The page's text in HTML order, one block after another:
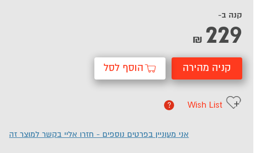
קנה ב-
229
₪
קניה מהירה הוסף לסל
Wish List
?
אני מעוניין בפרטים נוספים - חזרו אליי בקשר למוצר זה